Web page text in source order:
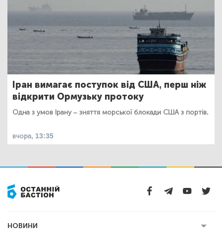
Іран вимагає поступок від США, перш ніж
відкрити Ормузьку протоку
Одна з умов Ірану – зняття морської блокади США з портів.
вчора, 13:35
НОВИНИ